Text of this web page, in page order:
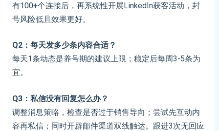
有100+个连接后，再系统性开展LinkedIn获客活动，封
号风险低且效果更好。
Q2：每天发多少条内容合适？
每天1条动态是养号期的建议上限；稳定后每周3-5条为
宜。
Q3：私信没有回复怎么办？
调整消息策略，检查是否过于销售导向；尝试先互动内
容再私信；同时开辟邮件渠道双线触达。跟进3次无回应